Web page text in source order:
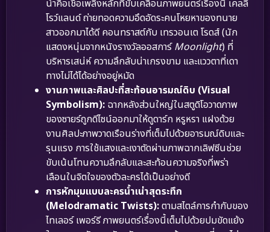
นำคือเชื้อเพลิงหลักที่ขับเคลื่อนภาพยนตร์เรื่องนี้ เคลลี
โรว์แลนด์ ถ่ายทอดความอึดอัดระคนโหยหาของทนาย
สาวออกมาได้ดี คอนทราสต์กับ เทรวอนเต โรดส์ (นัก
แสดงหนุ่มจากหนังรางวัลออสการ์Moonlight) ที่
บริหารเสน่ห์ ความลึกลับน่าเกรงขาม และแววตาที่เดา
ทางไม่ได้ได้อย่างอยู่หมัด
งานภาพและศิลปะที่สะท้อนอารมณ์ดิบ (Visual
Symbolism): ฉากหลังส่วนใหญ่ในสตูดิโอวาดภาพ
ของซายร์ถูกดีไซน์ออกมาให้ดูดาร์ก หรูหรา แฝงด้วย
งานศิลปะภาพวาดเรือนร่างที่เต็มไปด้วยอารมณ์ดิบและ
รุนแรง การใช้แสงและเงาตัดผ่านภาพฉากเลิฟซีนช่วย
ขับเน้นโทนความลึกลับและสะท้อนความจริงที่พร่า
เลือนในจิตใจของตัวละครได้เป็นอย่างดี
การหักมุมแบบละครน้ำเน่าสุดระทึก
(Melodramatic Twists):ตามสไตล์การกำกับของ
ไทเลอร์ เพอร์รี ภาพยนตร์เรื่องนี้เต็มไปด้วยปมขัดแย้ง